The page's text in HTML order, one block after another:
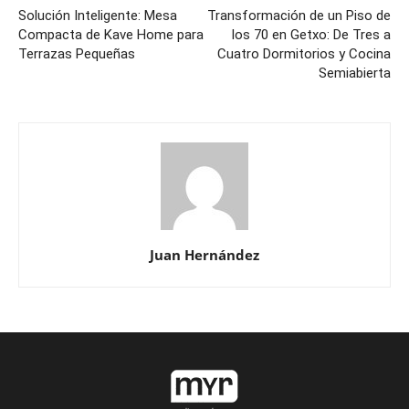
Solución Inteligente: Mesa
Compacta de Kave Home para
Terrazas Pequeñas
Transformación de un Piso de
los 70 en Getxo: De Tres a
Cuatro Dormitorios y Cocina
Semiabierta
Juan Hernández